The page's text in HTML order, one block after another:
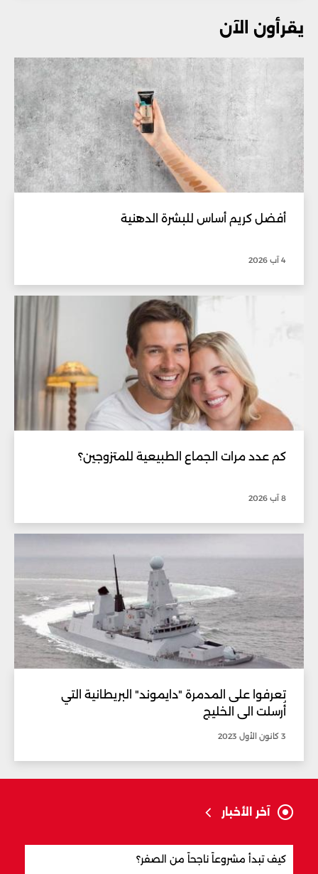
يقرأون الآن
أفضل كريم أساس للبشرة الدهنية
4 آب 2026
كم عدد مرات الجماع الطبيعية للمتزوجين؟
8 آب 2026
تعرفوا على المدمرة "دايموند" البريطانية التي
أُرسلت الى الخليج
3 كانون الأول 2023
آخر الأخبار
كيف تبدأ مشروعاً ناجحاً من الصفر؟